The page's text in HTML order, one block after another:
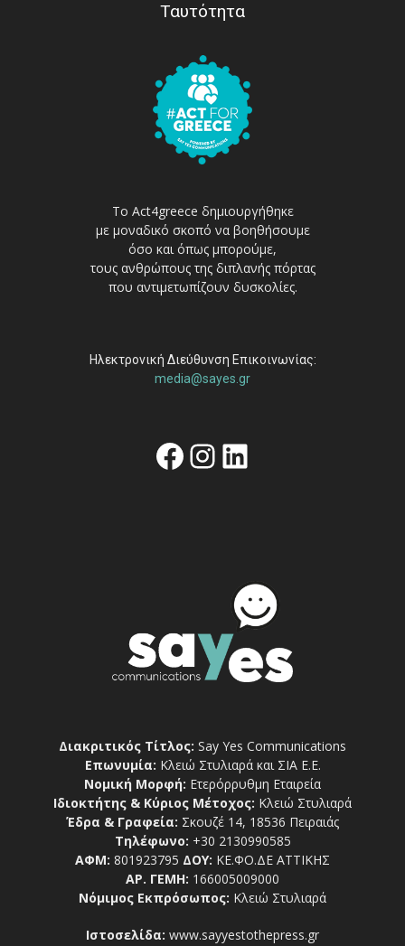
Ταυτότητα
Το Act4greece δημιουργήθηκε
με μοναδικό σκοπό να βοηθήσουμε
όσο και όπως μπορούμε,
τους ανθρώπους της διπλανής πόρτας
που αντιμετωπίζουν δυσκολίες.
Ηλεκτρονική Διεύθυνση Επικοινωνίας:
media@sayes.gr
Facebook
Instagram
Linkedin
Διακριτικός Τίτλος: Say Yes Communications
Επωνυμία: Κλειώ Στυλιαρά και ΣΙΑ Ε.Ε.
Νομική Μορφή: Ετερόρρυθμη Εταιρεία
Ιδιοκτήτης & Κύριος Μέτοχος: Κλειώ Στυλιαρά
Έδρα & Γραφεία: Σκουζέ 14, 18536 Πειραιάς
Τηλέφωνο: +30 2130990585
ΑΦΜ: 801923795 ΔΟΥ: ΚΕ.ΦΟ.ΔΕ ΑΤΤΙΚΗΣ
ΑΡ. ΓΕΜΗ: 166005009000
Νόμιμος Εκπρόσωπος: Κλειώ Στυλιαρά
Ιστοσελίδα: www.sayyestothepress.gr